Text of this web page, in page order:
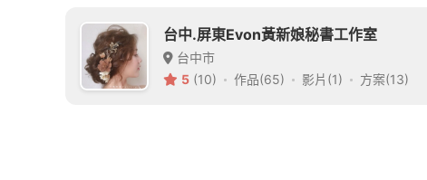
台中.屏東Evon黃新娘秘書工作室
台中市
5 (10) 作品(65) 影片(1) 方案(13)